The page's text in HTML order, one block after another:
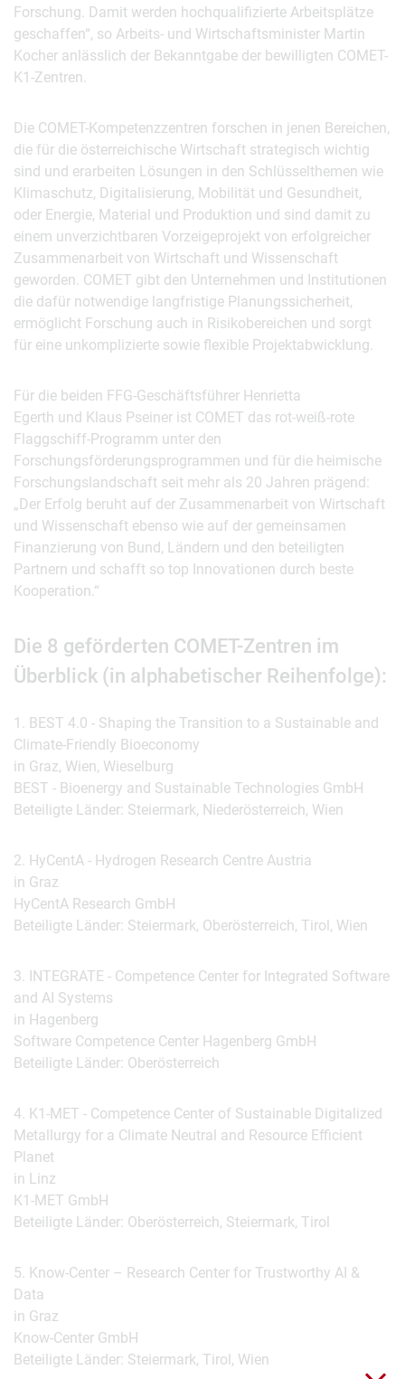
Forschung. Damit werden hochqualifizierte Arbeitsplätze
geschaffen“, so Arbeits- und Wirtschaftsminister Martin
Kocher anlässlich der Bekanntgabe der bewilligten COMET-
K1-Zentren.
Die COMET-Kompetenzzentren forschen in jenen Bereichen,
die für die österreichische Wirtschaft strategisch wichtig
sind und erarbeiten Lösungen in den Schlüsselthemen wie
Klimaschutz, Digitalisierung, Mobilität und Gesundheit,
oder Energie, Material und Produktion und sind damit zu
einem unverzichtbaren Vorzeigeprojekt von erfolgreicher
Zusammenarbeit von Wirtschaft und Wissenschaft
geworden. COMET gibt den Unternehmen und Institutionen
die dafür notwendige langfristige Planungssicherheit,
ermöglicht Forschung auch in Risikobereichen und sorgt
für eine unkomplizierte sowie flexible Projektabwicklung.
Für die beiden FFG-Geschäftsführer Henrietta
Egerth und Klaus Pseiner ist COMET das rot-weiß-rote
Flaggschiff-Programm unter den
Forschungsförderungsprogrammen und für die heimische
Forschungslandschaft seit mehr als 20 Jahren prägend:
„Der Erfolg beruht auf der Zusammenarbeit von Wirtschaft
und Wissenschaft ebenso wie auf der gemeinsamen
Finanzierung von Bund, Ländern und den beteiligten
Partnern und schafft so top Innovationen durch beste
Kooperation.“
Die 8 geförderten COMET-Zentren im
Überblick (in alphabetischer Reihenfolge):
1. BEST 4.0 - Shaping the Transition to a Sustainable and
Climate-Friendly Bioeconomy
in Graz, Wien, Wieselburg
BEST - Bioenergy and Sustainable Technologies GmbH
Beteiligte Länder: Steiermark, Niederösterreich, Wien
2. HyCentA - Hydrogen Research Centre Austria
in Graz
HyCentA Research GmbH
Beteiligte Länder: Steiermark, Oberösterreich, Tirol, Wien
3. INTEGRATE - Competence Center for Integrated Software
and AI Systems
in Hagenberg
Software Competence Center Hagenberg GmbH
Beteiligte Länder: Oberösterreich
4. K1-MET - Competence Center of Sustainable Digitalized
Metallurgy for a Climate Neutral and Resource Efficient
Planet
in Linz
K1-MET GmbH
Beteiligte Länder: Oberösterreich, Steiermark, Tirol
5. Know-Center – Research Center for Trustworthy AI &
Data
in Graz
Know-Center GmbH
Beteiligte Länder: Steiermark, Tirol, Wien